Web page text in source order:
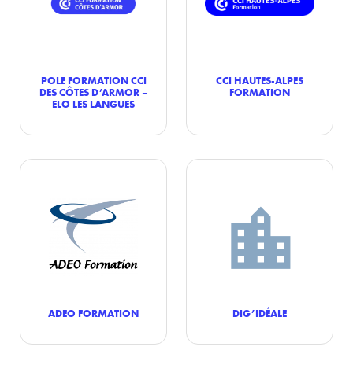
POLE FORMATION CCI
DES CÔTES D’ARMOR –
ELO LES LANGUES
CCI HAUTES-ALPES
FORMATION
ADEO FORMATION DIG’IDÉALE